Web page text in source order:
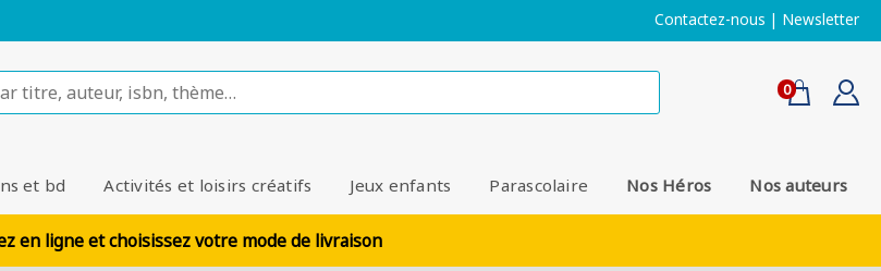
Contactez-nous | Newsletter
0
et bd Activités et loisirs créatifs Jeux enfants Parascolaire Nos Héros Nos auteurs
en ligne et choisissez votre mode de livraison